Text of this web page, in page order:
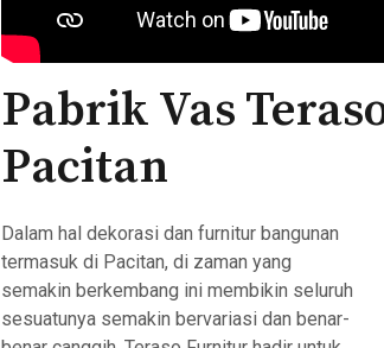
Pabrik Vas
Pacitan
Dalam hal dekorasi dan furnitur bangunan
termasuk di Pacitan, di zaman yang
semakin berkembang ini membikin seluruh
sesuatunya semakin bervariasi dan benar-